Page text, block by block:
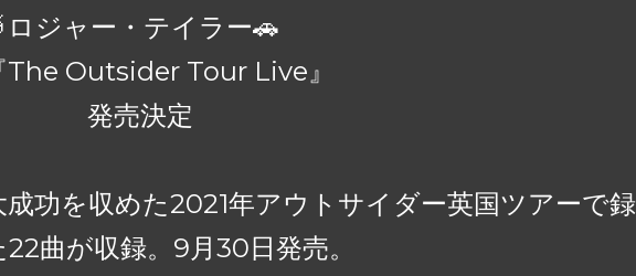
ロジャー・テイラー🚗
The Outsider Tour Live』
売決定
成功を収めた2021年アウトサイダー英国ツアーで
22曲が収録。9月30日発売。